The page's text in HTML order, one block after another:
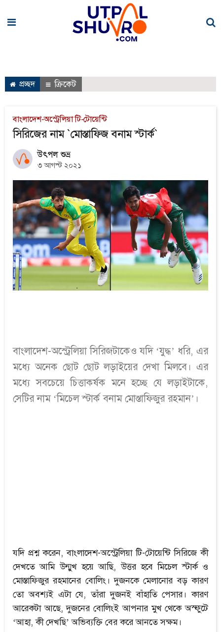
প্রচ্ছদ ক্রিকেট
বাংলাদেশ-অস্ট্রেলিয়া টি-টোয়েন্টি
সিরিজের নাম `মোস্তাফিজ বনাম স্টার্ক`
উৎপল শুভ্র
৩ আগস্ট ২০২১
বাংলাদেশ-অস্ট্রেলিয়া সিরিজটাকেও যদি ‘যুদ্ধ’ ধরি, এর
মধ্যে অনেক ছোট ছোট লড়াইয়ের দেখা মিলবে। এর
মধ্যে সবচেয়ে চিত্তাকর্ষক মনে হচ্ছে যে লড়াইটাকে,
সেটির নাম ‘মিচেল স্টার্ক বনাম মোস্তাফিজুর রহমান’।
যদি প্রশ্ন করেন, বাংলাদেশ-অস্ট্রেলিয়া টি-টোয়েন্টি সিরিজে কী
দেখতে আমি উন্মুখ হয়ে আছি, উত্তর হবে মিচেল স্টার্ক ও
মোস্তাফিজুর রহমানের বোলিং। দুজনকে মেলানোর বড় কারণ
তো অবশ্যই এটা যে, তাঁরা দুজনই বাঁহাতি পেসার। কারণ
আরেকটা আছে, দুজনের বোলিংই আপনার মুখ থেকে অস্ফুটে
‘আহা, কী দেখছি’ অভিব্যক্তি বের করে আনতে সক্ষম।